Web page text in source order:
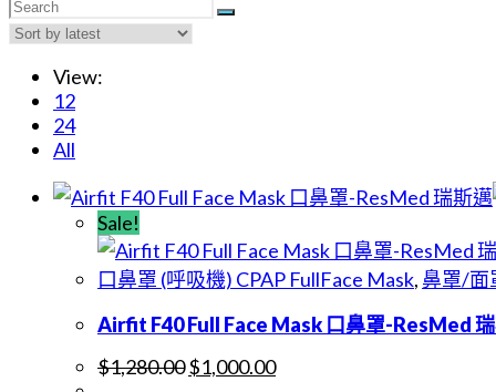
View:
12
24
All
Sale!
口鼻罩 (呼吸機) CPAP FullFace Mask, 鼻罩/面
Airfit F40 Full Face Mask 口鼻罩-ResMed
$1,280.00$1,000.00